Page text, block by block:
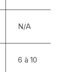
N/A
6 à 10